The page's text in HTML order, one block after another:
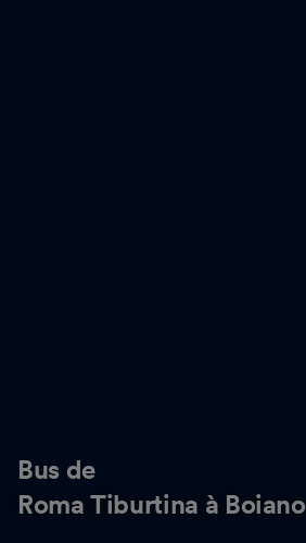
Bus de
Roma Tiburtina à Boiano